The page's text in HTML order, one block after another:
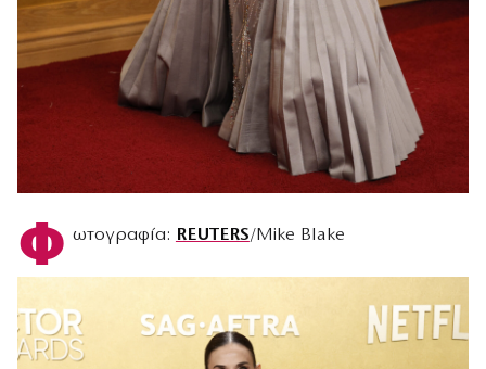
Φ ωτογραφία: REUTERS/Mike Blake